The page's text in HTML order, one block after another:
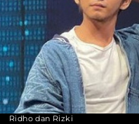
Ridho dan Rizki